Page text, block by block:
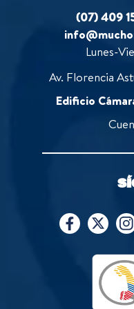
(07) 409
Lunes-
Av. Florencia
Edificio